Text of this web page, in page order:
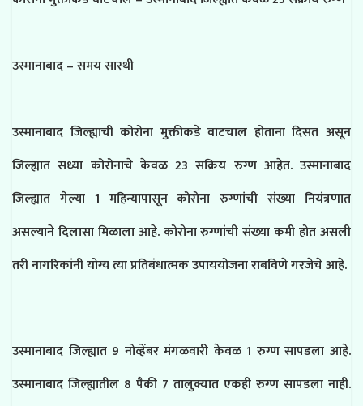
उस्मानाबाद – समय सारथी
उस्मानाबाद जिल्ह्याची कोरोना मुक्तीकडे वाटचाल होताना दिसत असून
जिल्ह्यात सध्या कोरोनाचे केवळ 23 सक्रिय रुग्ण आहेत. उस्मानाबाद
जिल्ह्यात गेल्या 1 महिन्यापासून कोरोना रुग्णांची संख्या नियंत्रणात
असल्याने दिलासा मिळाला आहे. कोरोना रुग्णांची संख्या कमी होत असली
तरी नागरिकांनी योग्य त्या प्रतिबंधात्मक उपाययोजना राबविणे गरजेचे आहे.
उस्मानाबाद जिल्ह्यात 9 नोव्हेंबर मंगळवारी केवळ 1 रुग्ण सापडला आहे.
उस्मानाबाद जिल्ह्यातील 8 पैकी 7 तालुक्यात एकही रुग्ण सापडला नाही.